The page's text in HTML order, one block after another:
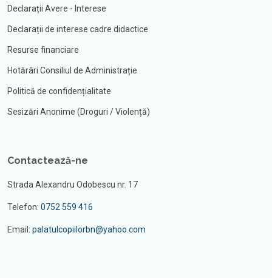
Declarații Avere - Interese
Declarații de interese cadre didactice
Resurse financiare
Hotărâri Consiliul de Administrație
Politică de confidențialitate
Sesizări Anonime (Droguri / Violență)
Contactează-ne
Strada Alexandru Odobescu nr. 17
Telefon: 0752 559 416
Email: palatulcopiilorbn@yahoo.com